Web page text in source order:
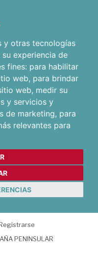
y otras tecnologías
experiencia de
fines: para habilitar
web, para brindar
web, medir su
y servicios y
de marketing, para
relevantes para
PENINSULAR